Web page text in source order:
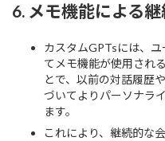
6. メモ機能による
カスタムGPTsには、
てメモ機能が使用され
とで、以前の対話履歴
づいてよりパーソナラ
ます。
これにより、継続的な